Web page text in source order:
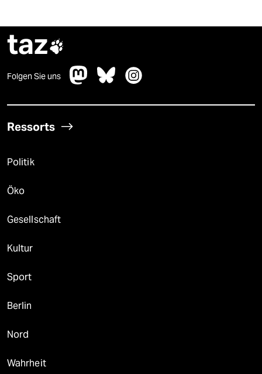
taz
Folgen Sie uns
Ressorts
Politik
Öko
Gesellschaft
Kultur
Sport
Berlin
Nord
Wahrheit